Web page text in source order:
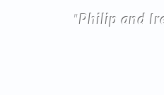
"Philip and